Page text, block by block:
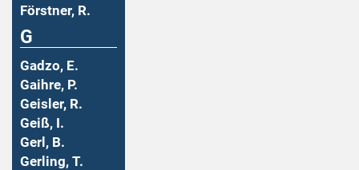
Förstner, R.
G
Gadzo, E.
Gaihre, P.
Geisler, R.
Geiß, I.
Gerl, B.
Gerling, T.